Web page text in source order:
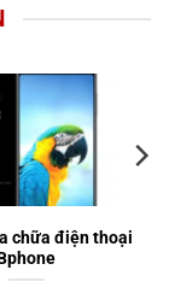
chữa điện thoại